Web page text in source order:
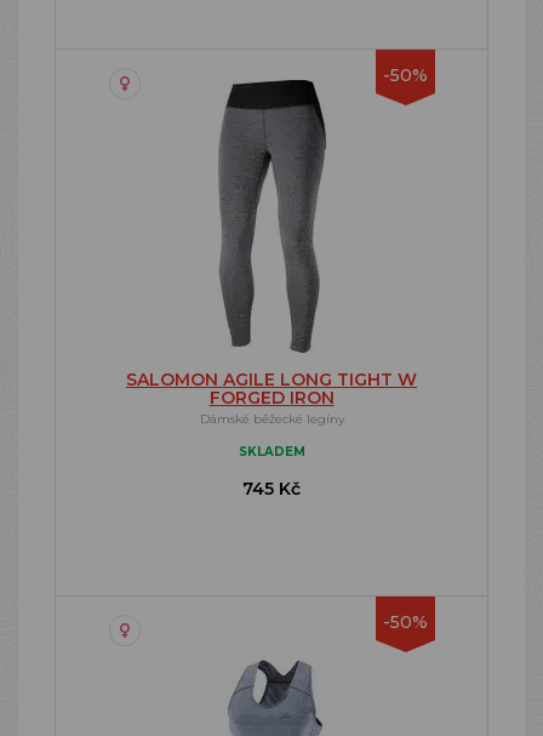
-50%
SALOMON AGILE LONG TIGHT W
FORGED IRON
Dámské běžecké legíny
SKLADEM
745 Kč
-50%